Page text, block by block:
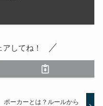
してね！
ポーカーとは？ルールから